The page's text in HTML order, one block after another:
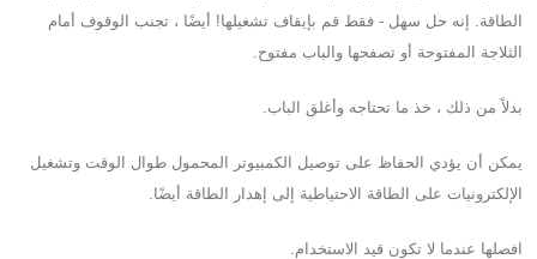
الطاقة. إنه حل سهل - فقط قم بإيقاف تشغيلها! أيضًا ، تجنب الوقوف أمام
الثلاجة المفتوحة أو تصفحها والباب مفتوح.
بدلاً من ذلك ، خذ ما تحتاجه وأغلق الباب.
يمكن أن يؤدي الحفاظ على توصيل الكمبيوتر المحمول طوال الوقت وتشغيل
الإلكترونيات على الطاقة الاحتياطية إلى إهدار الطاقة أيضًا.
افصلها عندما لا تكون قيد الاستخدام.